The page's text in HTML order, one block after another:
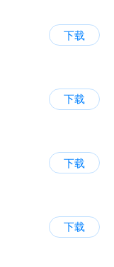
下载
下载
下载
下载